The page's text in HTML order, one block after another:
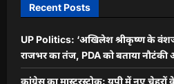
Recent Posts
UP Politics: ‘अखिलेश श्रीकृष्ण के
राजभर का तंज, PDA को बताया नौटंकी
कांग्रेस का मास्टरस्ट्रोक: यूपी में नए